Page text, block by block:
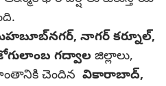
నాగర్ కర్నూల్‌,
గద్వాల జిల్లాలు,
చెందిన వికారాబాద్,